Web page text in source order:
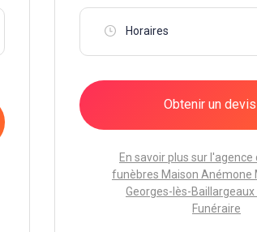
Horaires
Obtenir un devis
En savoir plus sur l'agence
funèbres Maison Anémone
Georges-lès-Baillargeaux
Funéraire